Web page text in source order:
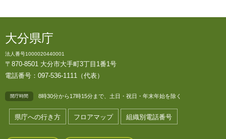
大分県庁
法人番号1000020440001
〒870-8501 大分市大手町3丁目1番1号
電話番号：097-536-1111（代表）
開庁時間 8時30分から17時15分まで、土日・祝日・年末年始を除く
県庁への行き方 フロアマップ 組織別電話番号